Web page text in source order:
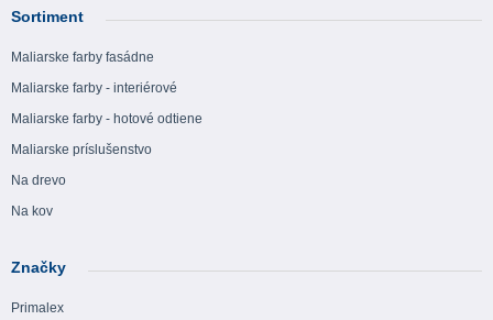
Sortiment
Maliarske farby fasádne
Maliarske farby - interiérové
Maliarske farby - hotové odtiene
Maliarske príslušenstvo
Na drevo
Na kov
Značky
Primalex